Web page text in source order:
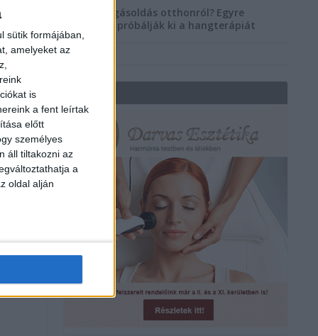
sütik formájában,
amelyeket az
is
a fent leírtak
előtt
személyes
áll tiltakozni az
a
oldal alján
Szorongásoldás otthonról? Egyre
többen próbálják ki a hangterápiát